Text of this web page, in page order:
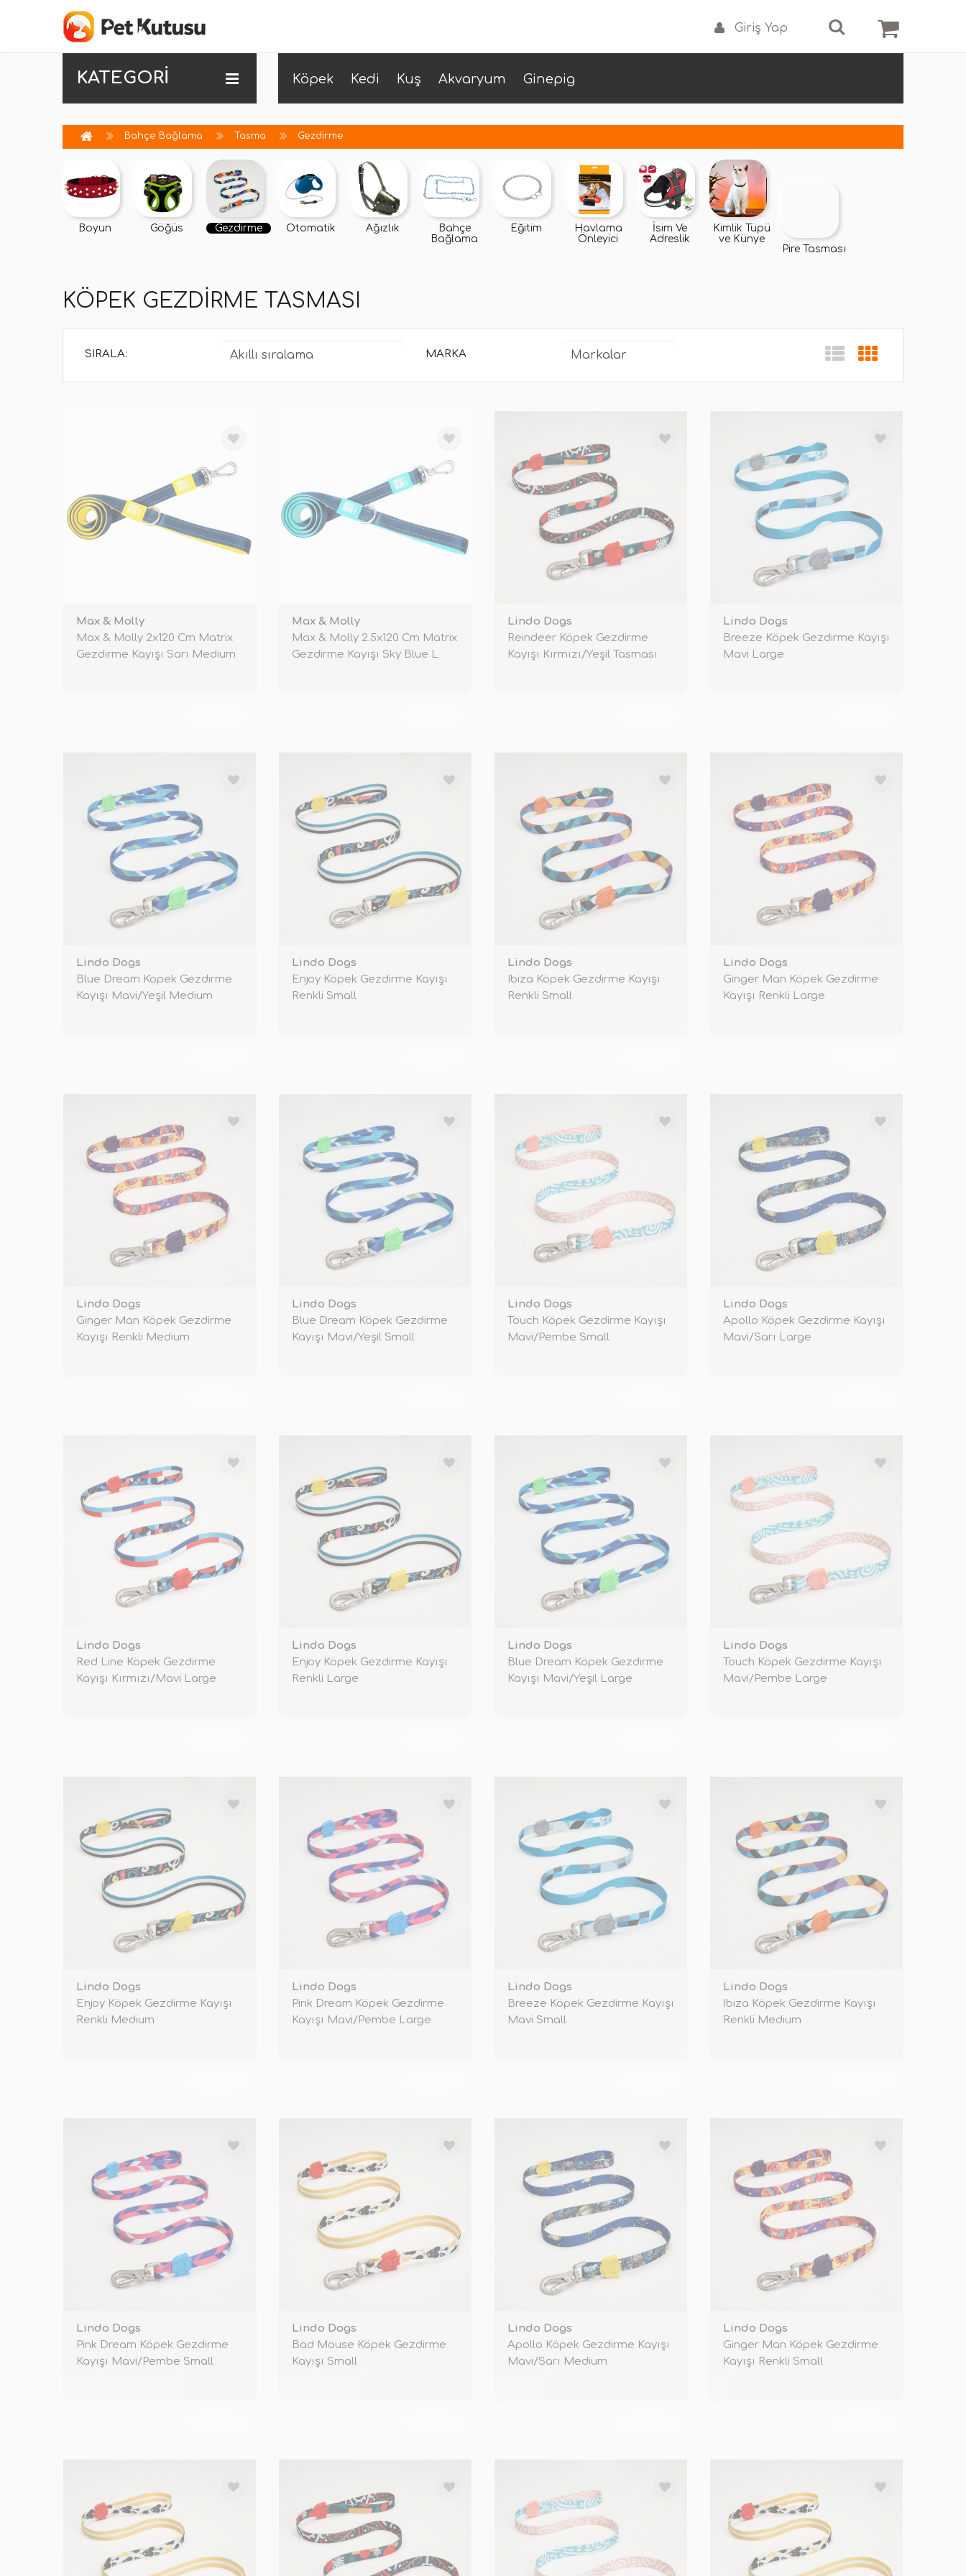
Giriş Yap
KATEGORİ Köpek Kedi Kuş Akvaryum Ginepig
Bahçe Bağlama Tasma Gezdirme
Boyun Göğüs Gezdirme Otomatik Ağızlık
Bahçe
Bağlama
Eğitim
Havlama
Önleyici
İsim Ve
Adreslik
Kimlik Tüpü
ve Künye
Pire Tasması
KÖPEK GEZDIRME TASMASI
SIRALA: MARKA
Max & Molly
Max & Molly 2x120 Cm Matrix
Gezdirme Kayışı Sarı Medium
Max & Molly
Max & Molly 2.5x120 Cm Matrix
Gezdirme Kayışı Sky Blue L
Lindo Dogs
Reindeer Köpek Gezdirme
Kayışı Kırmızı/Yeşil Tasması
Lindo Dogs
Breeze Köpek Gezdirme Kayışı
Mavi Large
Lindo Dogs
Blue Dream Köpek Gezdirme
Kayışı Mavi/Yeşil Medium
Lindo Dogs
Enjoy Köpek Gezdirme Kayışı
Renkli Small
Lindo Dogs
Ibiza Köpek Gezdirme Kayışı
Renkli Small
Lindo Dogs
Ginger Man Köpek Gezdirme
Kayışı Renkli Large
Lindo Dogs
Ginger Man Köpek Gezdirme
Kayışı Renkli Medium
Lindo Dogs
Blue Dream Köpek Gezdirme
Kayışı Mavi/Yeşil Small
Lindo Dogs
Touch Köpek Gezdirme Kayışı
Mavi/Pembe Small
Lindo Dogs
Apollo Köpek Gezdirme Kayışı
Mavi/Sarı Large
Lindo Dogs
Red Line Köpek Gezdirme
Kayışı Kırmızı/Mavi Large
Lindo Dogs
Enjoy Köpek Gezdirme Kayışı
Renkli Large
Lindo Dogs
Blue Dream Köpek Gezdirme
Kayışı Mavi/Yeşil Large
Lindo Dogs
Touch Köpek Gezdirme Kayışı
Mavi/Pembe Large
Lindo Dogs
Enjoy Köpek Gezdirme Kayışı
Renkli Medium
Lindo Dogs
Pink Dream Köpek Gezdirme
Kayışı Mavi/Pembe Large
Lindo Dogs
Breeze Köpek Gezdirme Kayışı
Mavi Small
Lindo Dogs
Ibiza Köpek Gezdirme Kayışı
Renkli Medium
Lindo Dogs
Pink Dream Köpek Gezdirme
Kayışı Mavi/Pembe Small
Lindo Dogs
Bad Mouse Köpek Gezdirme
Kayışı Small
Lindo Dogs
Apollo Köpek Gezdirme Kayışı
Mavi/Sarı Medium
Lindo Dogs
Ginger Man Köpek Gezdirme
Kayışı Renkli Small